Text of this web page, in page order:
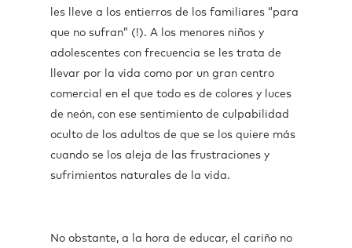
les lleve a los entierros de los familiares “para
que no sufran” (!). A los menores niños y
adolescentes con frecuencia se les trata de
llevar por la vida como por un gran centro
comercial en el que todo es de colores y luces
de neón, con ese sentimiento de culpabilidad
oculto de los adultos de que se los quiere más
cuando se los aleja de las frustraciones y
sufrimientos naturales de la vida.
No obstante, a la hora de educar, el cariño no